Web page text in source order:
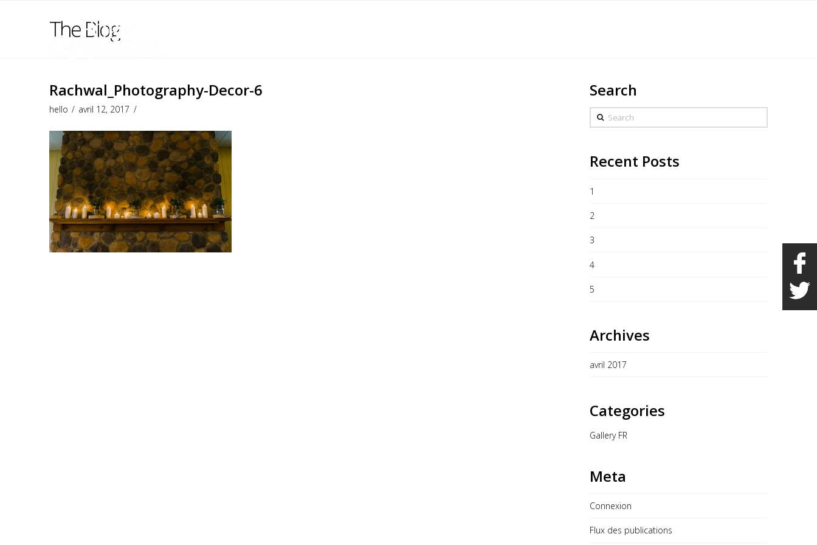
The Blog
Rachwal_Photography-Decor-6
hello avril 12, 2017
Search
Search
Recent Posts
1
2
3
4
5
Archives
avril 2017
Categories
Gallery FR
Meta
Connexion
Flux des publications